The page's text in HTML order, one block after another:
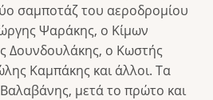
σαμποτάζ του αεροδρομίου
Ψαράκης, ο Κίμων
Δουνδουλάκης, ο Κωστής
Καμπάκης και άλλοι. Τα
μετά το πρώτο και